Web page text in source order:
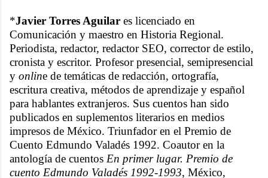
*Javier Torres Aguilar es licenciado en
Comunicación y maestro en Historia Regional.
Periodista, redactor, redactor SEO, corrector de estilo,
cronista y escritor. Profesor presencial, semipresencial
y online de temáticas de redacción, ortografía,
escritura creativa, métodos de aprendizaje y español
para hablantes extranjeros. Sus cuentos han sido
publicados en suplementos literarios en medios
impresos de México. Triunfador en el Premio de
Cuento Edmundo Valadés 1992. Coautor en la
antología de cuentos En primer lugar. Premio de
cuento Edmundo Valadés 1992-1993, México,